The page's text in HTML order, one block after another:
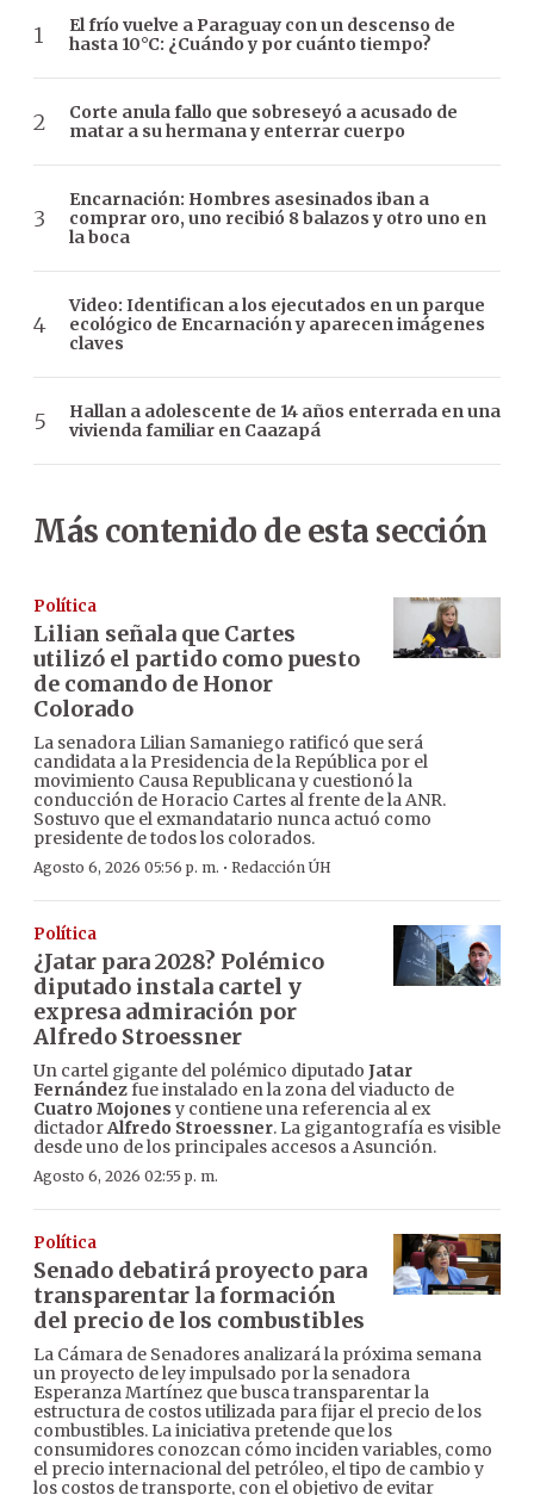
El frío vuelve a Paraguay con un descenso de
hasta 10°C: ¿Cuándo y por cuánto tiempo?
Corte anula fallo que sobreseyó a acusado de
matar a su hermana y enterrar cuerpo
Encarnación: Hombres asesinados iban a
comprar oro, uno recibió 8 balazos y otro uno en
la boca
Video: Identifican a los ejecutados en un parque
ecológico de Encarnación y aparecen imágenes
claves
Hallan a adolescente de 14 años enterrada en una
vivienda familiar en Caazapá
Más contenido de esta sección
Política
Lilian señala que Cartes
utilizó el partido como puesto
de comando de Honor
Colorado
La senadora Lilian Samaniego ratificó que será
candidata a la Presidencia de la República por el
movimiento Causa Republicana y cuestionó la
conducción de Horacio Cartes al frente de la ANR.
Sostuvo que el exmandatario nunca actuó como
presidente de todos los colorados.
Agosto 6, 2026 05:56 p. m. · Redacción ÚH
Política
¿Jatar para 2028? Polémico
diputado instala cartel y
expresa admiración por
Alfredo Stroessner
Un cartel gigante del polémico diputado Jatar
Fernándezfue instalado en la zona del viaducto de
Cuatro Mojones y contiene una referencia al ex
dictadorAlfredo Stroessner. La gigantografía es visible
desde uno de los principales accesos a Asunción.
Agosto 6, 2026 02:55 p. m.
Política
Senado debatirá proyecto para
transparentar la formación
del precio de los combustibles
La Cámara de Senadores analizará la próxima semana
un proyecto de ley impulsado por la senadora
Esperanza Martínez que busca transparentar la
estructura de costos utilizada para fijar el precio de los
combustibles. La iniciativa pretende que los
consumidores conozcan cómo inciden variables, como
el precio internacional del petróleo, el tipo de cambio y
los costos de transporte, con el objetivo de evitar